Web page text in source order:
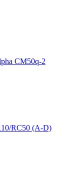
CM50q-2
RC50 (A-D)